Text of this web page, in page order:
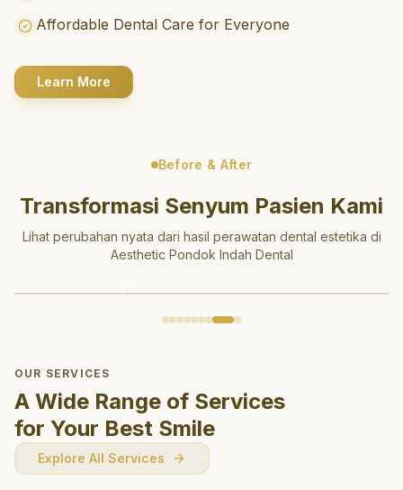
Affordable Dental Care for Everyone
Learn More
Before & After
Transformasi Senyum Pasien Kami
Lihat perubahan nyata dari hasil perawatan dental estetika di
Aesthetic Pondok Indah Dental
OUR SERVICES
A Wide Range of Services
for Your Best Smile
Explore All Services